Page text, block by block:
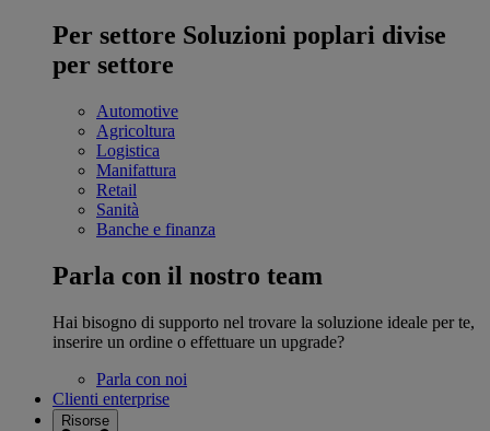
Per settore Soluzioni poplari divise
per settore
Automotive
Agricoltura
Logistica
Manifattura
Retail
Sanità
Banche e finanza
Parla con il nostro team
Hai bisogno di supporto nel trovare la soluzione ideale per te,
inserire un ordine o effettuare un upgrade?
Parla con noi
Clienti enterprise
Risorse